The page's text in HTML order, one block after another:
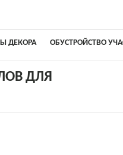
ДЕКОРА ОБУСТРОЙСТВО
ДЛЯ